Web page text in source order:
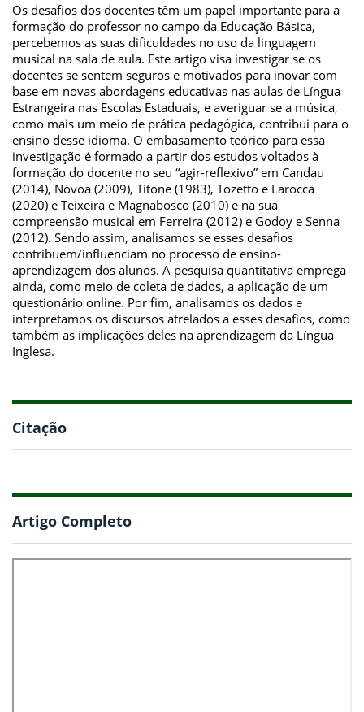
Os desafios dos docentes têm um papel importante para a
formação do professor no campo da Educação Básica,
percebemos as suas dificuldades no uso da linguagem
musical na sala de aula. Este artigo visa investigar se os
docentes se sentem seguros e motivados para inovar com
base em novas abordagens educativas nas aulas de Língua
Estrangeira nas Escolas Estaduais, e averiguar se a música,
como mais um meio de prática pedagógica, contribui para o
ensino desse idioma. O embasamento teórico para essa
investigação é formado a partir dos estudos voltados à
formação do docente no seu “agir-reflexivo” em Candau
(2014), Nóvoa (2009), Titone (1983), Tozetto e Larocca
(2020) e Teixeira e Magnabosco (2010) e na sua
compreensão musical em Ferreira (2012) e Godoy e Senna
(2012). Sendo assim, analisamos se esses desafios
contribuem/influenciam no processo de ensino-
aprendizagem dos alunos. A pesquisa quantitativa emprega
ainda, como meio de coleta de dados, a aplicação de um
questionário online. Por fim, analisamos os dados e
interpretamos os discursos atrelados a esses desafios, como
também as implicações deles na aprendizagem da Língua
Inglesa.
Citação
Artigo Completo